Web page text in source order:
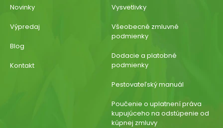
Novinky
Výpredaj
Blog
Kontakt
Vysvetlivky
Všeobecné zmluvné
podmienky
Dodacie a platobné
podmienky
Pestovateľský manuál
Poučenie o uplatnení práva
kupujúceho na odstúpenie od
kúpnej zmluvy